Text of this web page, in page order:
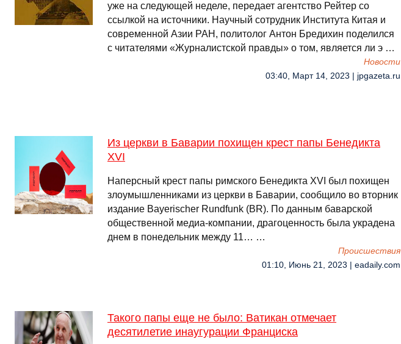
уже на следующей неделе, передает агентство Рейтер со
ссылкой на источники. Научный сотрудник Института Китая и
современной Азии РАН, политолог Антон Бредихин поделился
с читателями «Журналистской правды» о том, является ли э …
Новости
03:40, Март 14, 2023 | jpgazeta.ru
Из церкви в Баварии похищен крест папы Бенедикта
ХVI
Наперсный крест папы римского Бенедикта XVI был похищен
злоумышленниками из церкви в Баварии, сообщило во вторник
издание Bayerischer Rundfunk (BR). По данным баварской
общественной медиа-компании, драгоценность была украдена
днем в понедельник между 11… …
Происшествия
01:10, Июнь 21, 2023 | eadaily.com
Такого папы еще не было: Ватикан отмечает
десятилетие инаугурации Франциска